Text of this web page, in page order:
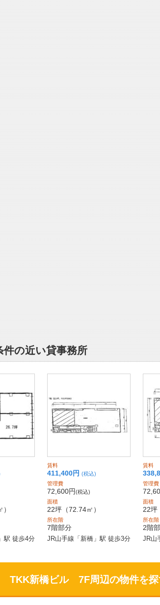
の近い貸事務所
駅 徒歩4分
賃料
411,400円 (税込)
管理費
72,600円(税込)
面積
22坪 （72.74㎡）
所在階
7階部分
JR山手線「新橋」駅 徒歩3分
賃料
管理費
面積
22坪
所在階
2階
JR山
TKK新橋ビル 7F周辺の物件を探